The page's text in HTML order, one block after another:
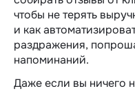
чтобы не терять
и как
раздражения,
напоминаний.
Даже если вы ничего